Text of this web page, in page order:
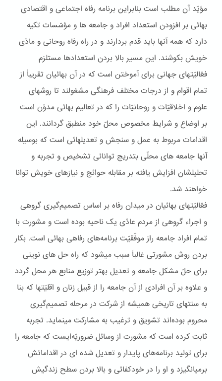
مؤيّد آن مطلب است بنابراين برنامه رفاه اجتماعی و اقتصادی
بهائی بر افزودن استعداد افراد و جامعه ها و مؤسّسات تکيه
دارد که همه آنها بايد قدم بردارند و در راه رفاه روحانی و مادّی
خويش بکوشند. اين مسير بالا بردن استعدادها مستلزم
فعّاليّتهای جهانی برای آموختن است که در آن بهائيان تقريباً از
تمام اقوام و از درجات مختلف فرهنگی مشغولند تا روشهای
علوم و اخلاقيّات و روحانيّات را که در تعاليم بهائی مدوّن است
بر اوضاع و شرايط مخصوص محلّ خود منطبق گردانند. اين
اقدامات مربوط به عمل و سنجش و تعديلهائی است که بوسيله
آنها جامعه های محلّی بتدريج توانائی تشخيص و تجربه و
تحليلشان افزايش يافته بر مقابله حوائج و نيازهای خويش توانا
خواهند شد.
فعّاليّتهای بهائيان در ميدان رفاه بر اساس تصميم‌گيری گروهی
و اجراء گروهی از مردم عادّی يک ناحيه بوده است و مشورت با
تمام افراد جامعه راز موفّقيّت برنامه‌های رفاهی بهائی است. بکار
بردن روش مشورتی غالباً سبب ميشود که راه حل های نوينی
برای حلّ مشکل جامعه و تعديل بهتر توزيع منابع هر محل گردد
و علاوه بر آن افرادی از آن جامعه را از قبيل زنان و اقليّتها که بنا
به سنتهای تاريخی هميشه از شرکت در مرحله تصميم‌گيری
محروم بوده‌اند تشويق و ترغيب به مشارکت مينمايد. تجربه
ثابت کرده است که مشورت از وسائل ضروريّه‌ايست که جامعه را
برای توليد برنامه‌های پايدار و تعديل شده ای در اقداماتش
برميانگيزد و او را در خودکفائی و بالا بردن سطح زندگيش